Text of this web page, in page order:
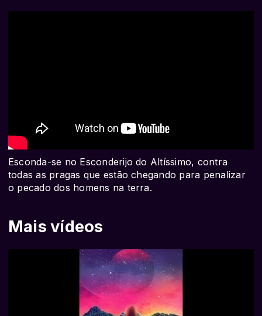
Mais vídeos
Esconda-se no Esconderijo do Altíssimo, contra
todas as pragas que estão chegando para penalizar
o pecado dos homens na terra.